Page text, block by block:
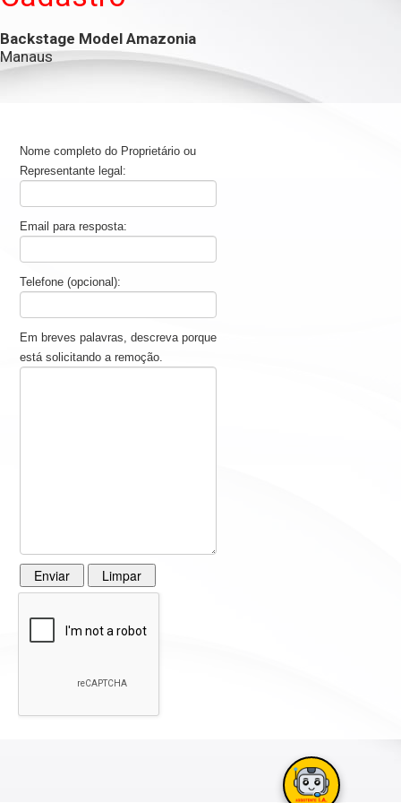
Backstage Model Amazonia
Manaus
Nome completo do Proprietário ou
Representante legal:
Email para resposta:
Telefone (opcional):
Em breves palavras, descreva porque
está solicitando a remoção.